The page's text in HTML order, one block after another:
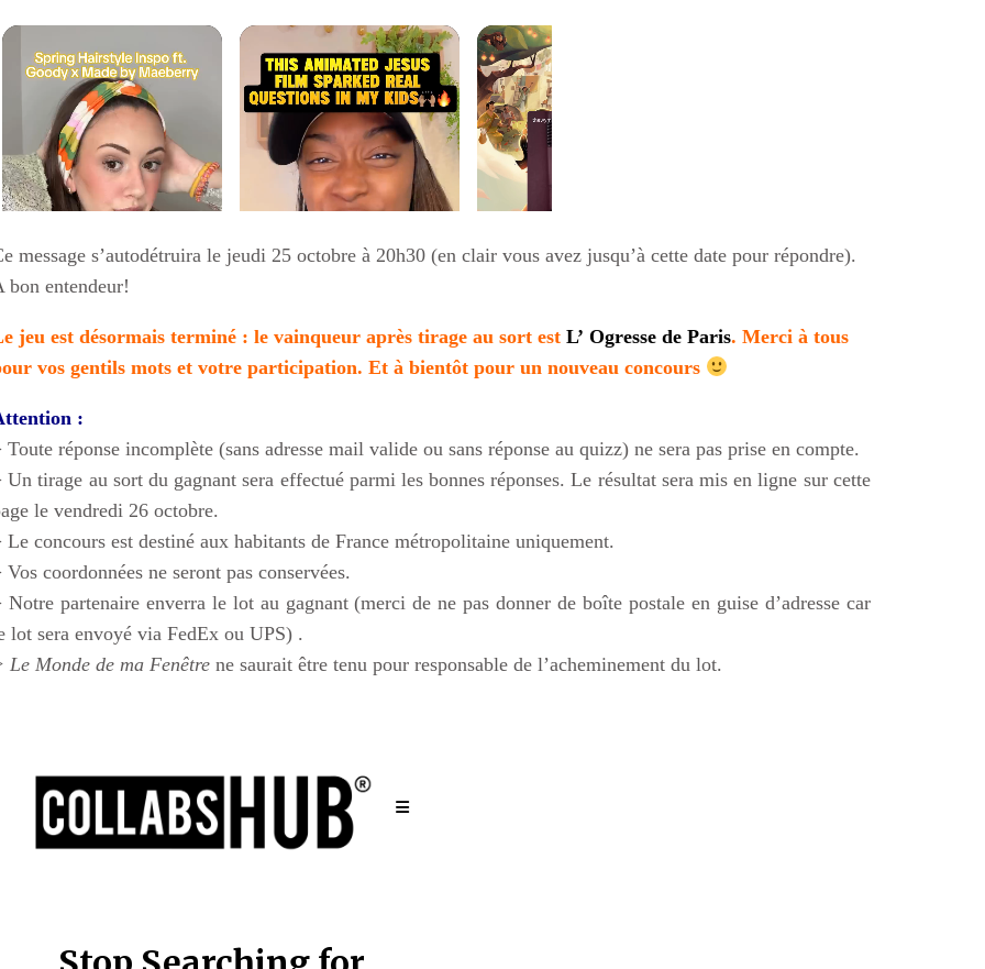
message s’autodétruira le jeudi 25 octobre à 20h30 (en clair vous avez jusqu’à cette date pour répondre).
bon entendeur!
jeu est désormais terminé : le vainqueur après tirage au sort est L’ Ogresse de Paris. Merci à tous
vos gentils mots et votre participation. Et à bientôt pour un nouveau concours
:
Toute réponse incomplète (sans adresse mail valide ou sans réponse au quizz) ne sera pas prise en compte.
Un tirage au sort du gagnant sera effectué parmi les bonnes réponses. Le résultat sera mis en ligne sur cette
le vendredi 26 octobre.
Le concours est destiné aux habitants de France métropolitaine uniquement.
Vos coordonnées ne seront pas conservées.
Notre partenaire enverra le lot au gagnant (merci de ne pas donner de boîte postale en guise d’adresse car
lot sera envoyé via FedEx ou UPS) .
Le Monde de ma Fenêtrene saurait être tenu pour responsable de l’acheminement du lot.